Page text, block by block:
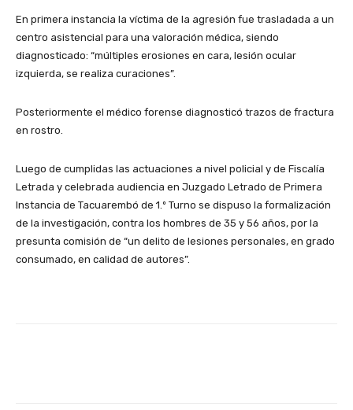
En primera instancia la víctima de la agresión fue trasladada a un
centro asistencial para una valoración médica, siendo
diagnosticado: “múltiples erosiones en cara, lesión ocular
izquierda, se realiza curaciones”.
Posteriormente el médico forense diagnosticó trazos de fractura
en rostro.
Luego de cumplidas las actuaciones a nivel policial y de Fiscalía
Letrada y celebrada audiencia en Juzgado Letrado de Primera
Instancia de Tacuarembó de 1.º Turno se dispuso la formalización
de la investigación, contra los hombres de 35 y 56 años, por la
presunta comisión de “un delito de lesiones personales, en grado
consumado, en calidad de autores”.